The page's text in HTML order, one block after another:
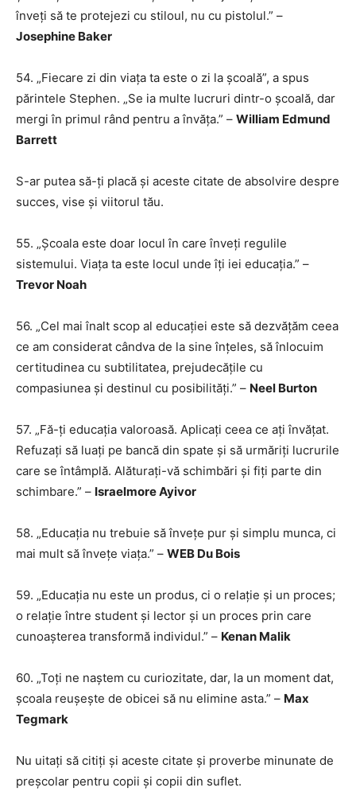
înveți să te protejezi cu stiloul, nu cu pistolul.” –
Josephine Baker
54. „Fiecare zi din viața ta este o zi la școală”, a spus
părintele Stephen. „Se ia multe lucruri dintr-o școală, dar
mergi în primul rând pentru a învăța.” – William Edmund
Barrett
S-ar putea să-ți placă și aceste citate de absolvire despre
succes, vise și viitorul tău.
55. „Școala este doar locul în care înveți regulile
sistemului. Viața ta este locul unde îți iei educația.” –
Trevor Noah
56. „Cel mai înalt scop al educației este să dezvățăm ceea
ce am considerat cândva de la sine înțeles, să înlocuim
certitudinea cu subtilitatea, prejudecățile cu
compasiunea și destinul cu posibilități.” – Neel Burton
57. „Fă-ți educația valoroasă. Aplicați ceea ce ați învățat.
Refuzați să luați pe bancă din spate și să urmăriți lucrurile
care se întâmplă. Alăturați-vă schimbări și fiți parte din
schimbare.” – Israelmore Ayivor
58. „Educația nu trebuie să învețe pur și simplu munca, ci
mai mult să învețe viața.” – WEB Du Bois
59. „Educația nu este un produs, ci o relație și un proces;
o relație între student și lector și un proces prin care
cunoașterea transformă individul.” – Kenan Malik
60. „Toți ne naștem cu curiozitate, dar, la un moment dat,
școala reușește de obicei să nu elimine asta.” – Max
Tegmark
Nu uitați să citiți și aceste citate și proverbe minunate de
preșcolar pentru copii și copii din suflet.